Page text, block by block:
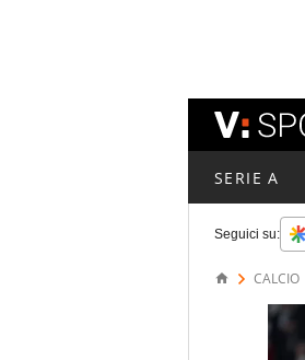
SERIE A
Seguici su:
CALCIO